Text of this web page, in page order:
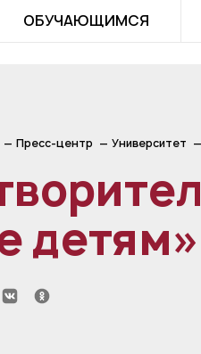
ОБУЧАЮЩИМСЯ
Пресс-центр Университет
детям»